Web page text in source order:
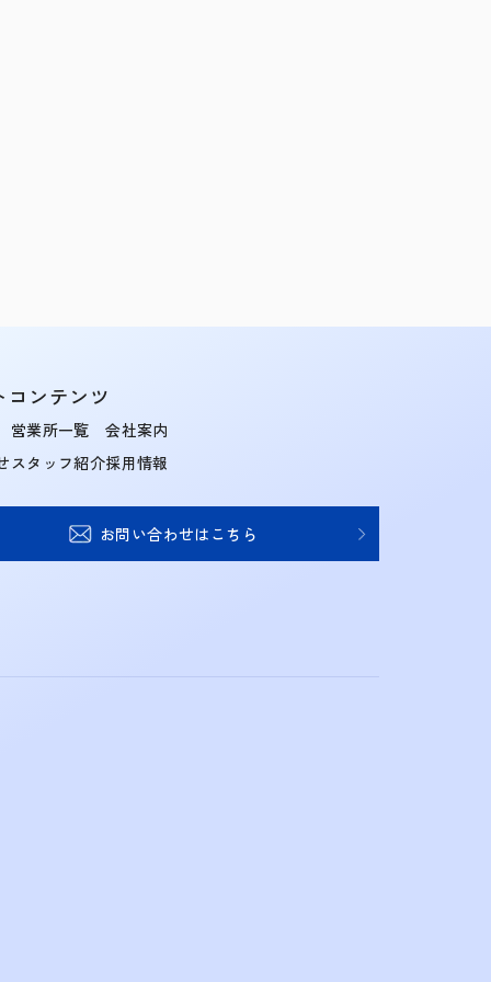
コンテンツ
営業所一覧
スタッフ紹介
会社案内
採用情報
お問い合わせはこちら